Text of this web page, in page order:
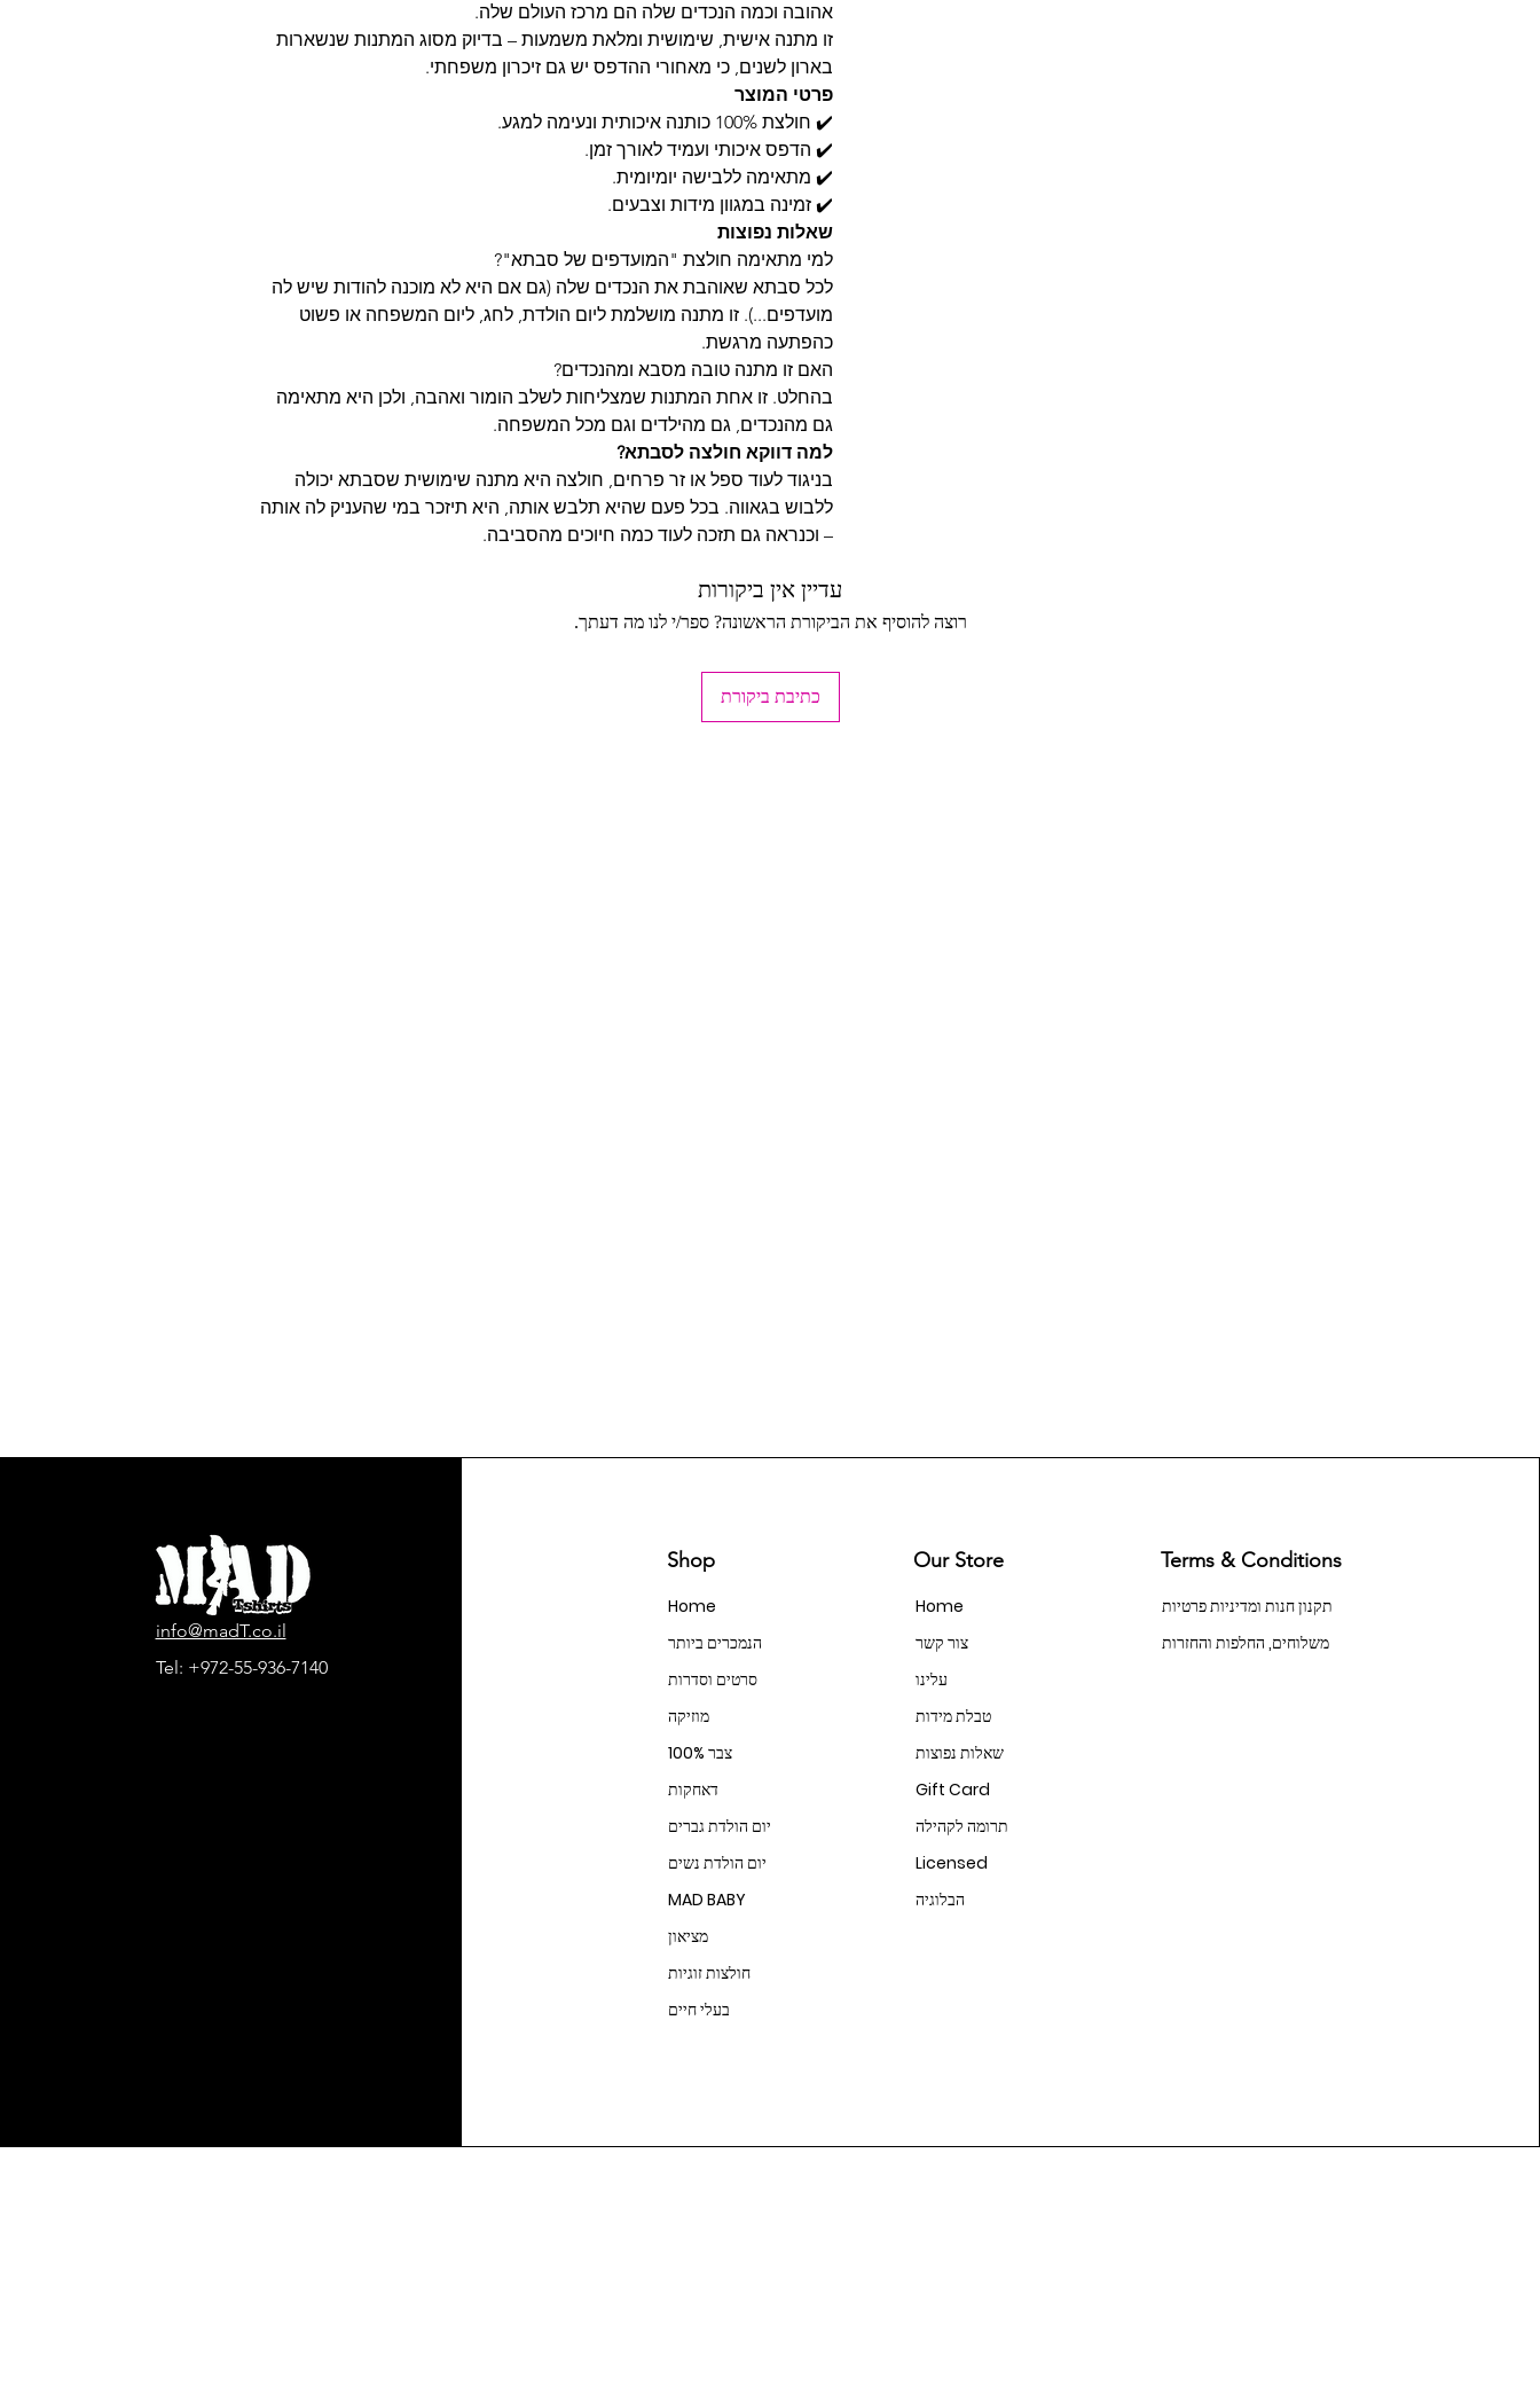
אהובה וכמה הנכדים שלה הם מרכז העולם שלה.
זו מתנה אישית, שימושית ומלאת משמעות – בדיוק מסוג המתנות שנשארות
בארון לשנים, כי מאחורי ההדפס יש גם זיכרון משפחתי.
פרטי המוצר
✔️ חולצת 100% כותנה איכותית ונעימה למגע.
✔️ הדפס איכותי ועמיד לאורך זמן.
✔️ מתאימה ללבישה יומיומית.
✔️ זמינה במגוון מידות וצבעים.
שאלות נפוצות
למי מתאימה חולצת "המועדפים של סבתא"?
לכל סבתא שאוהבת את הנכדים שלה (גם אם היא לא מוכנה להודות שיש לה
מועדפים...). זו מתנה מושלמת ליום הולדת, לחג, ליום המשפחה או פשוט
כהפתעה מרגשת.
האם זו מתנה טובה מסבא ומהנכדים?
בהחלט. זו אחת המתנות שמצליחות לשלב הומור ואהבה, ולכן היא מתאימה
גם מהנכדים, גם מהילדים וגם מכל המשפחה.
למה דווקא חולצה לסבתא?
בניגוד לעוד ספל או זר פרחים, חולצה היא מתנה שימושית שסבתא יכולה
ללבוש בגאווה. בכל פעם שהיא תלבש אותה, היא תיזכר במי שהעניק לה אותה
– וכנראה גם תזכה לעוד כמה חיוכים מהסביבה.
עדיין אין ביקורות
רוצה להוסיף את הביקורת הראשונה? ספר/י לנו מה דעתך.
כתיבת ביקורת
info@madT.co.il
Tel: +972-55-936-7140
Shop
Home
הנמכרים ביותר
סרטים וסדרות
מוזיקה
100% צבר
דאחקות
יום הולדת גברים
יום הולדת נשים
MAD BABY
מציאון
חולצות זוגיות
בעלי חיים
Our Store
Home
צור קשר
עלינו
טבלת מידות
שאלות נפוצות
Gift Card
תרומה לקהילה
Licensed
הבלוגיה
Terms & Conditions
תקנון חנות ומדיניות פרטיות
משלוחים, החלפות והחזרות